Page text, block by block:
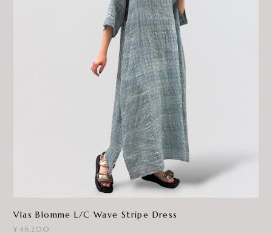
Vlas Blomme L/C Wave Stripe Dress
¥46,200